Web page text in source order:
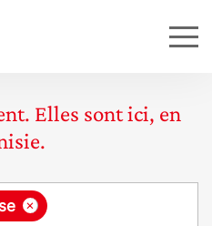
Elles sont ici, en
×